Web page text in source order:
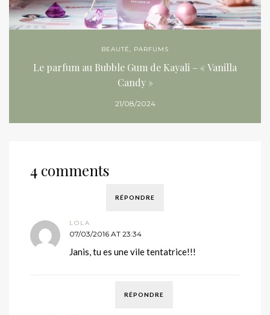
BEAUTÉ, PARFUMS
Le parfum au Bubble Gum de Kayali – « Vanilla
Candy »
21/08/2024
4 comments
RÉPONDRE
LOLA
07/03/2016 AT 23:34
Janis, tu es une vile tentatrice!!!
RÉPONDRE